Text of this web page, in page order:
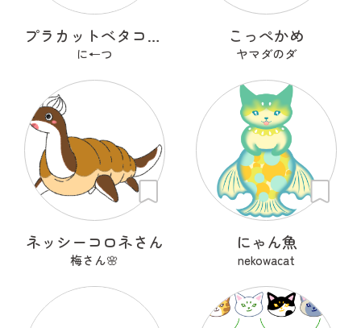
プラカットベタコレクションver.1
に←つ
こっぺかめ
ヤマダのダ
ネッシーコロネさん
梅さん🌸
にゃん魚
nekowacat